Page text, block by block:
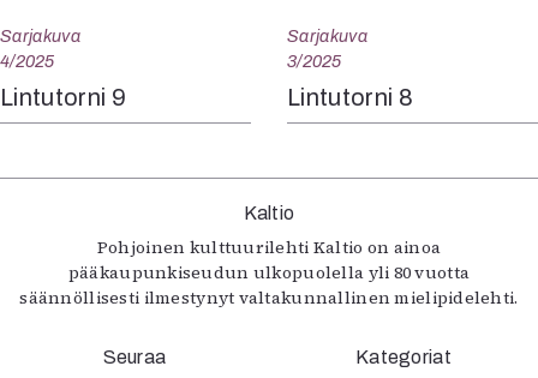
Sarjakuva
4/2025
Lintutorni 9
Sarjakuva
3/2025
Lintutorni 8
Kaltio
Pohjoinen kulttuurilehti Kaltio on ainoa
pääkaupunkiseudun ulkopuolella yli 80 vuotta
säännöllisesti ilmestynyt valtakunnallinen mielipidelehti.
Seuraa Kategoriat